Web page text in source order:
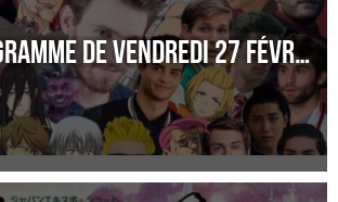
Le programme de vendredi 27 février 2026